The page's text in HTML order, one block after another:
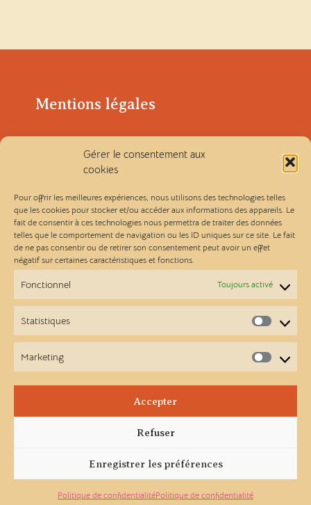
Gérer le consentement aux
cookies
Pour offrir les meilleures expériences, nous utilisons des technologies telles
que les cookies pour stocker et/ou accéder aux informations des appareils. Le
fait de consentir à ces technologies nous permettra de traiter des données
telles que le comportement de navigation ou les ID uniques sur ce site. Le fait
de ne pas consentir ou de retirer son consentement peut avoir un effet
négatif sur certaines caractéristiques et fonctions.
Fonctionnel Toujours activé
Statistiques
Marketing
Accepter
Refuser
Enregistrer les préférences
Politique de confidentialitéPolitique de confidentialité
Mentions légales
Politique de confidentialité
Les Ateliers Linou
A propos
Points de vente
Newsletter
FacebookInstagram
© 2025- Ateliers Linou